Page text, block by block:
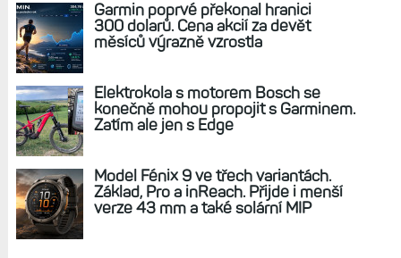
AKTUÁLNĚ NA BLOGU
jedním slovem parádní, těžko něco
vytknout. Ale ta nositelnost
trénink produktivní a jestli se nachází
v optimálních oblastech